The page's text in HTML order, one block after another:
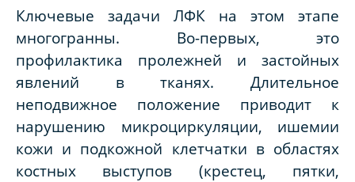
Ключевые задачи ЛФК на этом этапе
многогранны. Во-первых, это
профилактика пролежней и застойных
явлений в тканях. Длительное
неподвижное положение приводит к
нарушению микроциркуляции, ишемии
кожи и подкожной клетчатки в областях
костных выступов (крестец, пятки,